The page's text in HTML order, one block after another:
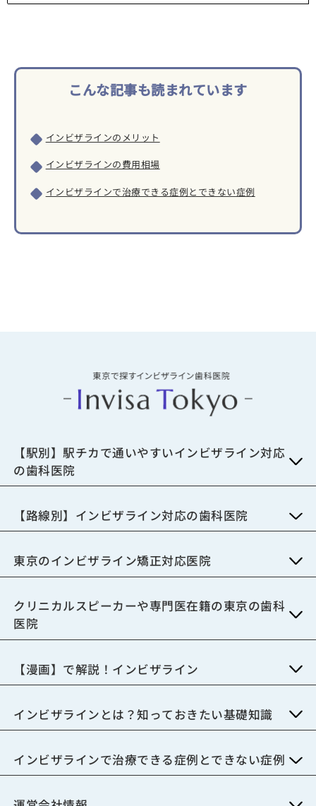
こんな記事も読まれています
インビザラインのメリット
インビザラインの費用相場
インビザラインで治療できる症例とできない症例
【駅別】駅チカで通いやすいインビザライン対応
の歯科医院
【路線別】インビザライン対応の歯科医院
東京のインビザライン矯正対応医院
クリニカルスピーカーや専門医在籍の東京の歯科
医院
【漫画】で解説！インビザライン
インビザラインとは？知っておきたい基礎知識
インビザラインで治療できる症例とできない症例